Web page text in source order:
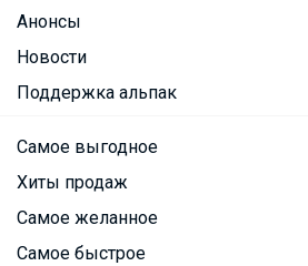
Анонсы
Новости
Поддержка альпак
Самое выгодное
Хиты продаж
Самое желанное
Самое быстрое